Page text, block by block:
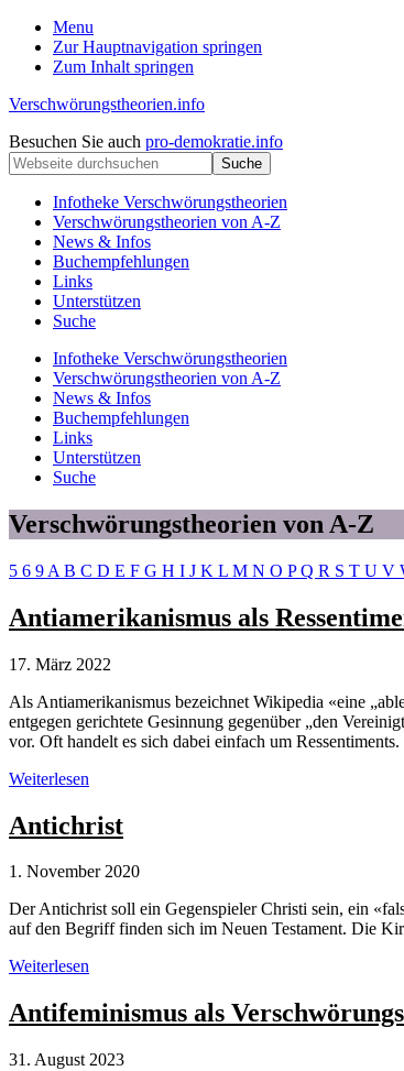
Menu
Zur Hauptnavigation springen
Zum Inhalt springen
Verschwörungstheorien.info
Beiträge
zu
Merkmalen,
Funktionen
Risiken
konspirationistischen
Denkens
Kopfzeile
rechts
Besuchen Sie auch pro-demokratie.info
Webseite
durchsuchen
Infotheke Verschwörungstheorien
Verschwörungstheorien von A-Z
News & Infos
Buchempfehlungen
Links
Unterstützen
Suche
Infotheke Verschwörungstheorien
Verschwörungstheorien von A-Z
News & Infos
Buchempfehlungen
Links
Unterstützen
Suche
Verschwörungstheorien von A-Z
5 6 9 A B C D E F G H I J K L M N O PQ R S T U V
Antiamerikanismus als
17. März 2022
Als Antiamerikanismus bezeichnet Wikipedia «eine
entgegen gerichtete Gesinnung gegenüber „den
vor. Oft handelt es sich dabei einfach um
Antiamerikanismus
Ressentiment
und
Weiterlesen
Antichrist
1. November 2020
Der Antichrist soll ein Gegenspieler Christi sein, ein
auf den Begriff finden sich im Neuen Testament. Die
Antichrist
Weiterlesen
Antifeminismus als
31. August 2023